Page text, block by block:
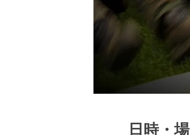
日時・